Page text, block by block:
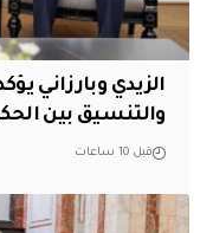
الزيدي وبارزاني
والتنسيق بين
قبل 10 ساعات